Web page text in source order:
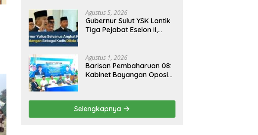
Agustus 5, 2026
Gubernur Sulut YSK Lantik
Tiga Pejabat Eselon II,
Agustus 1, 2026
Barisan Pembaharuan 08:
Kabinet Bayangan Oposisi
Asta Cita Prabowo-Gibran
Selengkapnya